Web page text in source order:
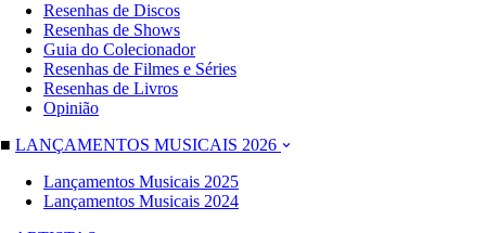
Resenhas de Discos
Resenhas de Shows
Guia do Colecionador
Resenhas de Filmes e Séries
Resenhas de Livros
Opinião
■ LANÇAMENTOS MUSICAIS 2026
Lançamentos Musicais 2025
Lançamentos Musicais 2024